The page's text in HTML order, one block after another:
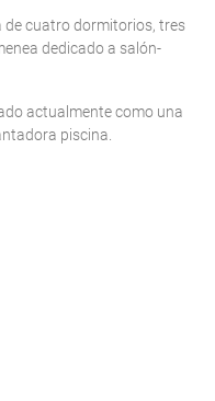
de cuatro dormitorios, tres
dedicado a salón-
actualmente como una
piscina.